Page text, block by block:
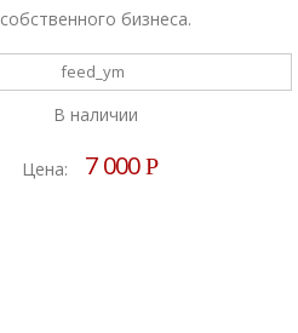
собственного бизнеса.
feed_ym
В наличии
Цена: 7 000Р